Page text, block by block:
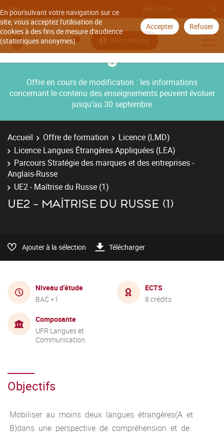
En poursuivant votre navigation sur ce
site, vous acceptez l'utilisation de
cookies à des fins de mesure d'audience
(statistiques anonymes).
Accepter Refuser
Aller à
Se connecter
Offre en cours de modification : les informations
concernant le contenu des enseignements peuvent évoluer
jusqu’au 30 septembre
Accueil Offre de formation
Licence (LMD)
Licence Langues Étrangères Appliquées (LEA)
Parcours Stratégie des marques et des entreprises -
Anglais-Russe
UE2 - Maîtrise du Russe (1)
UE2 - MAÎTRISE DU RUSSE (1)
Ajouter à la sélection Télécharger
Niveau d'étude
BAC +1
ECTS
8 crédits
Composante
UFR Langues et
Communication
Objectifs
Mobiliser au moins deux langues étrangères(A et
B)dans une perspective de compréhension et de